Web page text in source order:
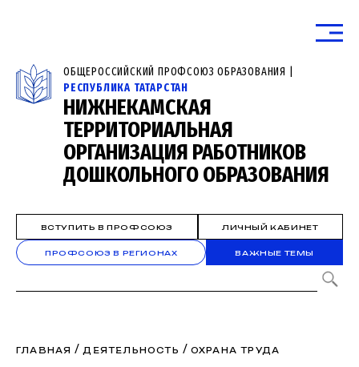
ОБЩЕРОССИЙСКИЙ ПРОФСОЮЗ ОБРАЗОВАНИЯ |
РЕСПУБЛИКА ТАТАРСТАН
НИЖНЕКАМСКАЯ
ТЕРРИТОРИАЛЬНАЯ
ОРГАНИЗАЦИЯ РАБОТНИКОВ
ДОШКОЛЬНОГО ОБРАЗОВАНИЯ
ВСТУПИТЬ В ПРОФСОЮЗ ЛИЧНЫЙ КАБИНЕТ
ПРОФСОЮЗ В РЕГИОНАХ ВАЖНЫЕ ТЕМЫ
ГЛАВНАЯ /ДЕЯТЕЛЬНОСТЬ / ОХРАНА ТРУДА